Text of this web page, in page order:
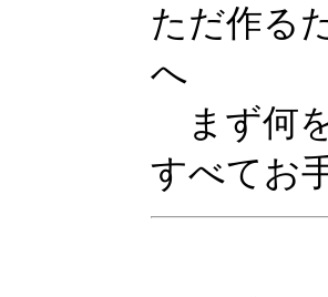
ただ作る
へ
まず何
すべてお